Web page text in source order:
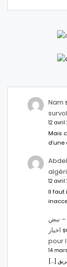
Nam
12 avril
Mais
12 avril
Il faut
– نبض
اخبار
pour
14
[…] الإعلان عن طريق Ahmed Abdel-Latifسفير مصر بالرباط.